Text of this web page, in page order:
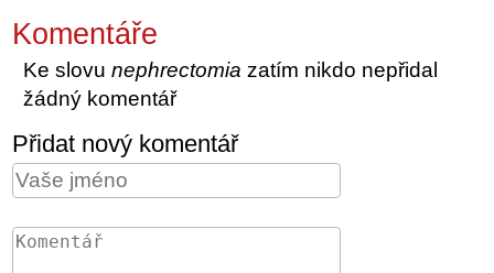
Komentáře
Ke slovunephrectomia zatím nikdo nepřidal
žádný komentář
Přidat nový komentář